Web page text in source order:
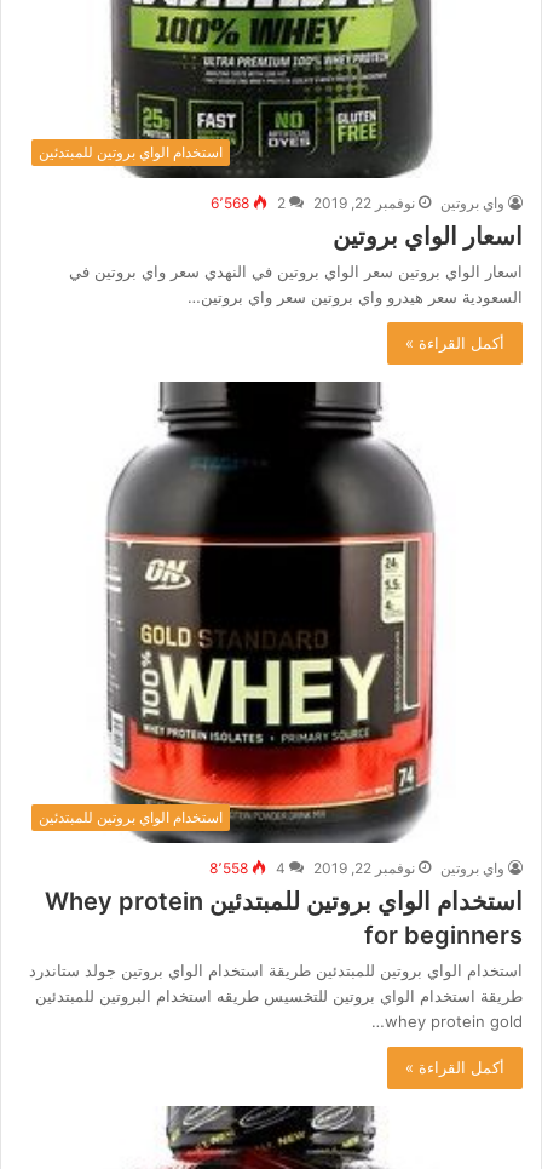
استخدام الواي بروتين للمبتدئين
واي بروتين نوفمبر 22, 2019 2 6٬568
اسعار الواي بروتين
اسعار الواي بروتين سعر الواي بروتين في النهدي سعر واي بروتين في
السعودية سعر هيدرو واي بروتين سعر واي بروتين…
أكمل القراءة »
استخدام الواي بروتين للمبتدئين
واي بروتين نوفمبر 22, 2019 4 8٬558
استخدام الواي بروتين للمبتدئين Whey protein
for beginners
استخدام الواي بروتين للمبتدئين طريقة استخدام الواي بروتين جولد ستاندرد
طريقة استخدام الواي بروتين للتخسيس طريقه استخدام البروتين للمبتدئين
whey protein gold…
أكمل القراءة »